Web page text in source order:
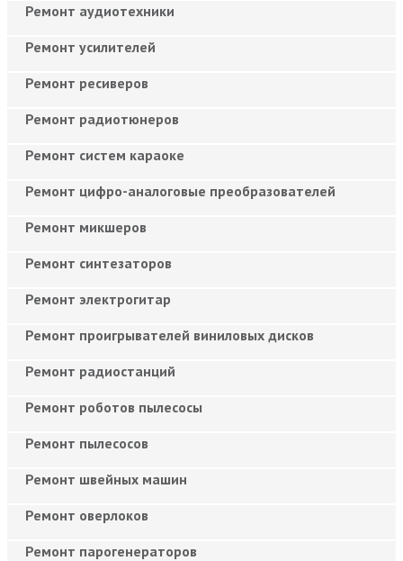
Ремонт аудиотехники
Ремонт усилителей
Ремонт ресиверов
Ремонт радиотюнеров
Ремонт систем караоке
Ремонт цифро-аналоговые преобразователей
Ремонт микшеров
Ремонт синтезаторов
Ремонт электрогитар
Ремонт проигрывателей виниловых дисков
Ремонт радиостанций
Ремонт роботов пылесосы
Ремонт пылесосов
Ремонт швейных машин
Ремонт оверлоков
Ремонт парогенераторов